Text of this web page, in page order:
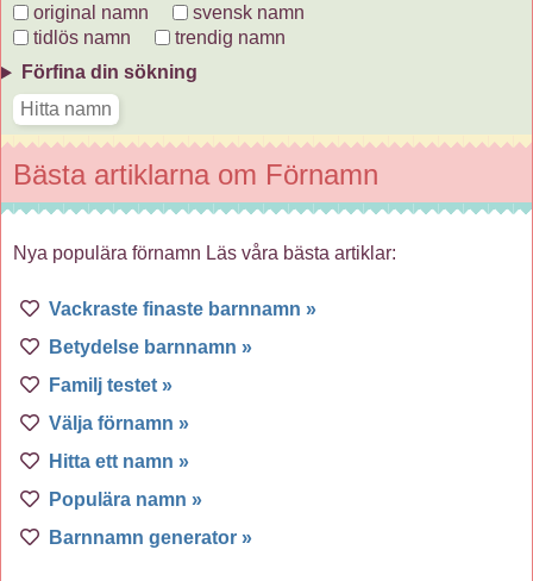
original namn
svensk namn
tidlös namn
trendig namn
Förfina din sökning
Bästa artiklarna om Förnamn
Nya populära förnamn Läs våra bästa artiklar:
Vackraste finaste barnnamn »
Betydelse barnnamn »
Familj testet »
Välja förnamn »
Hitta ett namn »
Populära namn »
Barnnamn generator »